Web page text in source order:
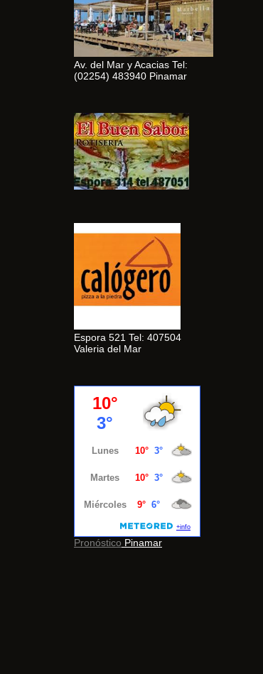
Av. del Mar y Acacias Tel:
(02254) 483940 Pinamar
Espora 521 Tel: 407504
Valeria del Mar
Pronóstico Pinamar